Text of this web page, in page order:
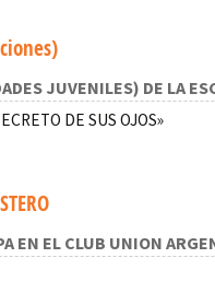
JUVENILES) DE LA
DE SUS OJOS»
EN EL CLUB UNION